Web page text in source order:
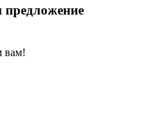
предложение
вам!